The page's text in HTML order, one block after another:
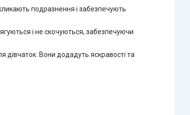
подразнення і забезпечують
і не скочуються, забезпечуючи
дівчаток. Вони додадуть яскравості та